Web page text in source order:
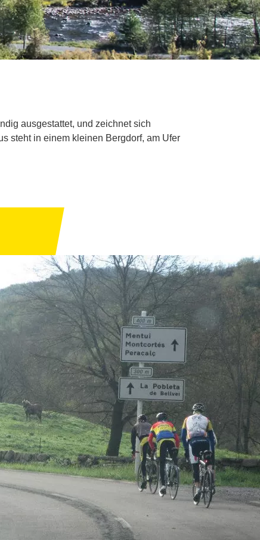
ausgestattet, und zeichnet sich
steht in einem kleinen Bergdorf, am Ufer